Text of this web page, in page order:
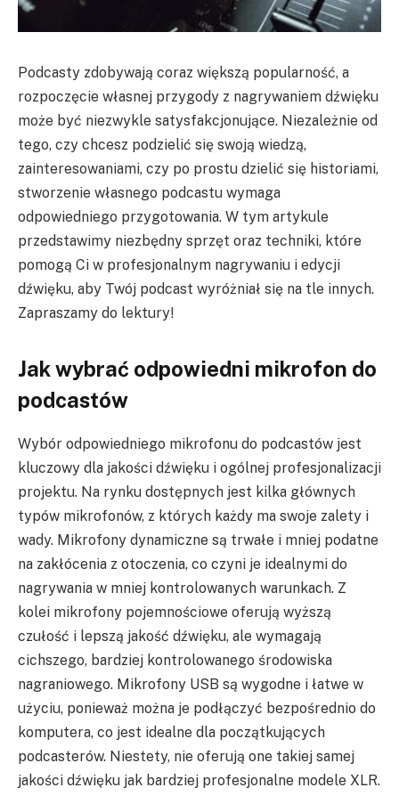
Podcasty zdobywają coraz większą popularność, a
rozpoczęcie własnej przygody z nagrywaniem dźwięku
może być niezwykle satysfakcjonujące. Niezależnie od
tego, czy chcesz podzielić się swoją wiedzą,
zainteresowaniami, czy po prostu dzielić się historiami,
stworzenie własnego podcastu wymaga
odpowiedniego przygotowania. W tym artykule
przedstawimy niezbędny sprzęt oraz techniki, które
pomogą Ci w profesjonalnym nagrywaniu i edycji
dźwięku, aby Twój podcast wyróżniał się na tle innych.
Zapraszamy do lektury!
Jak wybrać odpowiedni mikrofon do
podcastów
Wybór odpowiedniego mikrofonu do podcastów jest
kluczowy dla jakości dźwięku i ogólnej profesjonalizacji
projektu. Na rynku dostępnych jest kilka głównych
typów mikrofonów, z których każdy ma swoje zalety i
wady. Mikrofony dynamiczne są trwałe i mniej podatne
na zakłócenia z otoczenia, co czyni je idealnymi do
nagrywania w mniej kontrolowanych warunkach. Z
kolei mikrofony pojemnościowe oferują wyższą
czułość i lepszą jakość dźwięku, ale wymagają
cichszego, bardziej kontrolowanego środowiska
nagraniowego. Mikrofony USB są wygodne i łatwe w
użyciu, ponieważ można je podłączyć bezpośrednio do
komputera, co jest idealne dla początkujących
podcasterów. Niestety, nie oferują one takiej samej
jakości dźwięku jak bardziej profesjonalne modele XLR.